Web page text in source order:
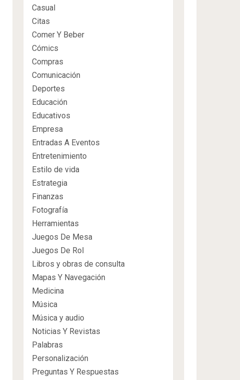
Casual
Citas
Comer Y Beber
Cómics
Compras
Comunicación
Deportes
Educación
Educativos
Empresa
Entradas A Eventos
Entretenimiento
Estilo de vida
Estrategia
Finanzas
Fotografía
Herramientas
Juegos De Mesa
Juegos De Rol
Libros y obras de consulta
Mapas Y Navegación
Medicina
Música
Música y audio
Noticias Y Revistas
Palabras
Personalización
Preguntas Y Respuestas